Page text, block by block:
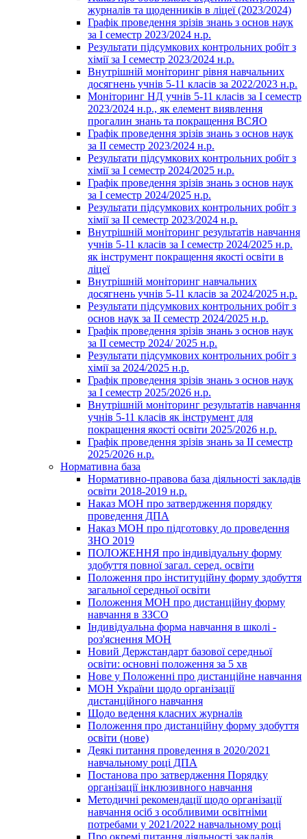
журналів та щоденників в ліцеї (2023/2024)
Графік проведення зрізів знань з основ наук
за І семестр 2023/2024 н.р.
Результати підсумкових контрольних робіт з
хімії за І семестр 2023/2024 н.р.
Внутрішній моніторинг рівня навчальних
досягнень учнів 5-11 класів за 2022/2023 н.р.
Моніторинг НД учнів 5-11 класів за І семестр
2023/2024 н.р., як елемент виявлення
прогалин знань та покращення ВСЯО
Графік проведення зрізів знань з основ наук
за ІІ семестр 2023/2024 н.р.
Результати підсумкових контрольних робіт з
хімії за І семестр 2024/2025 н.р.
Графік проведення зрізів знань з основ наук
за І семестр 2024/2025 н.р.
Результати підсумкових контрольних робіт з
хімії за ІІ семестр 2023/2024 н.р.
Внутрішній моніторинг результатів навчання
учнів 5-11 класів за І семестр 2024/2025 н.р.
як інструмент покращення якості освіти в
ліцеї
Внутрішній моніторинг навчальних
досягнень учнів 5-11 класів за 2024/2025 н.р.
Результати підсумкових контрольних робіт з
основ наук за ІІ семестр 2024/2025 н.р.
Графік проведення зрізів знань з основ наук
за ІІ семестр 2024/ 2025 н.р.
Результати підсумкових контрольних робіт з
хімії за 2024/2025 н.р.
Графік проведення зрізів знань з основ наук
за І семестр 2025/2026 н.р.
Внутрішній моніторинг результатів навчання
учнів 5-11 класів як інструмент для
покращення якості освіти 2025/2026 н.р.
Графік проведення зрізів знань за ІІ семестр
2025/2026 н.р.
Нормативна база
Нормативно-правова база діяльності закладів
освіти 2018-2019 н.р.
Наказ МОН про затвердження порядку
проведення ДПА
Наказ МОН про підготовку до проведення
ЗНО 2019
ПОЛОЖЕННЯ про індивідуальну форму
здобуття повної загал. серед. освіти
Положення про інституційну форму здобуття
загальної середньої освіти
Положення МОН про дистанційну форму
навчання в ЗЗСО
Індивідуальна форма навчання в школі -
роз'яснення МОН
Новий Держстандарт базової середньої
освіти: основні положення за 5 хв
Нове у Положенні про дистанційне навчання
МОН України щодо організації
дистанційного навчання
Щодо ведення класних журналів
Положення про дистанційну форму здобуття
освіти (нове)
Деякі питання проведення в 2020/2021
навчальному році ДПА
Постанова про затвердження Порядку
організації інклюзивного навчання
Методичні рекомендації щодо організації
навчання осіб з особливими освітніми
потребами у 2021/2022 навчальному році
Про окремі питання діяльності закладів